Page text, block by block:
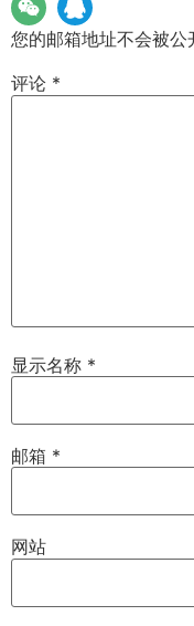
您的邮箱地址不会被公
评论 *
显示名称 *
邮箱 *
网站